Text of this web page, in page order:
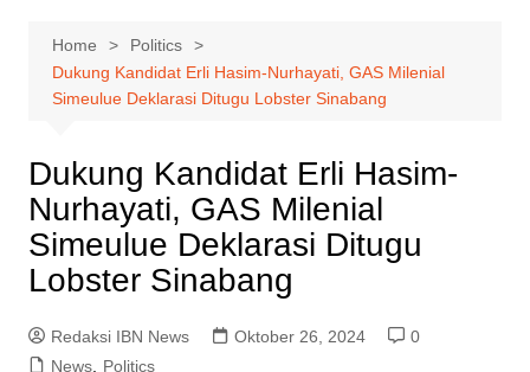
Home
Politics
Dukung Kandidat Erli Hasim-Nurhayati, GAS Milenial
Simeulue Deklarasi Ditugu Lobster Sinabang
Dukung Kandidat Erli Hasim-
Nurhayati, GAS Milenial
Simeulue Deklarasi Ditugu
Lobster Sinabang
Redaksi IBN News Oktober 26, 2024
0
News, Politics